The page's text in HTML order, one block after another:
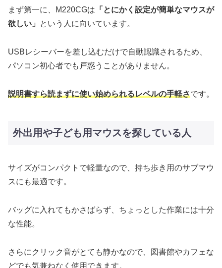
まず第一に、M220CGは 「とにかく設定が簡単なマウスが
欲しい」
という人に向いています。
USBレシーバーを差し込むだけで自動認識されるため、
パソコン初心者でも戸惑うことがありません。
説明書すら読まずに使い始められるレベルの手軽さです。
外出用や子ども用マウスを探している人
サイズがコンパクトで軽量なので、持ち歩き用のサブマウ
スにも最適です。
バッグに入れてもかさばらず、ちょっとした作業には十分
な性能。
さらにクリック音がとても静かなので、図書館やカフェな
どでも気兼ねなく使用できます。